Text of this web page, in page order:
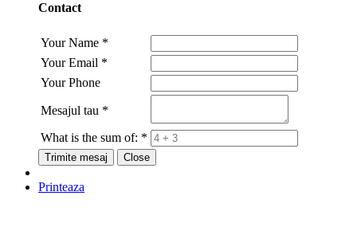
Contact
Your Name *
Your Email *
Your Phone
Mesajul tau *
What is the sum of: *
Trimite mesaj Close
Printeaza